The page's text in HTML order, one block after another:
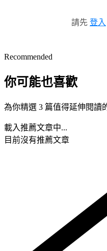
請先 登入
Recommended
你可能也喜歡
為你精選 3 篇值得延伸閱讀
載入推薦文章中...
目前沒有推薦文章